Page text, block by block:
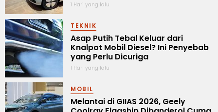
1 Hari yang lalu
TEKNIK
Asap Putih Tebal Keluar dari
Knalpot Mobil Diesel? Ini Penyebab
yang Perlu Dicuriga
1 Hari yang lalu
MOBIL
Melantai di GIIAS 2026, Geely